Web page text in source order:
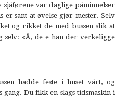
sjåførene var daglige påminnelser
er sant at øvelse gjør mester. Selv
og rikket de med bussen slik at
selv: «Å, de e han der verkeligge
hadde feste i huset vårt, og
Du fikk en slags tidsmaskin i